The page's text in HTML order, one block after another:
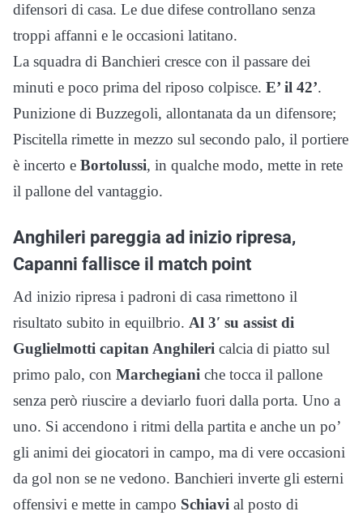
difensori di casa. Le due difese controllano senza
troppi affanni e le occasioni latitano.
La squadra di Banchieri cresce con il passare dei
minuti e poco prima del riposo colpisce. E’ il 42’.
Punizione di Buzzegoli, allontanata da un difensore;
Piscitella rimette in mezzo sul secondo palo, il portiere
è incerto e Bortolussi, in qualche modo, mette in rete
il pallone del vantaggio.
Anghileri pareggia ad inizio ripresa,
Capanni fallisce il match point
Ad inizio ripresa i padroni di casa rimettono il
risultato subito in equilbrio. Al 3′ su assist di
Guglielmotti capitan Anghileri calcia di piatto sul
primo palo, con Marchegiani che tocca il pallone
senza però riuscire a deviarlo fuori dalla porta. Uno a
uno. Si accendono i ritmi della partita e anche un po’
gli animi dei giocatori in campo, ma di vere occasioni
da gol non se ne vedono. Banchieri inverte gli esterni
offensivi e mette in campo Schiavi al posto di